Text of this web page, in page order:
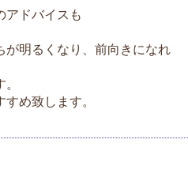
アドバイスも
が明るくなり、前向きになれ
め致します。